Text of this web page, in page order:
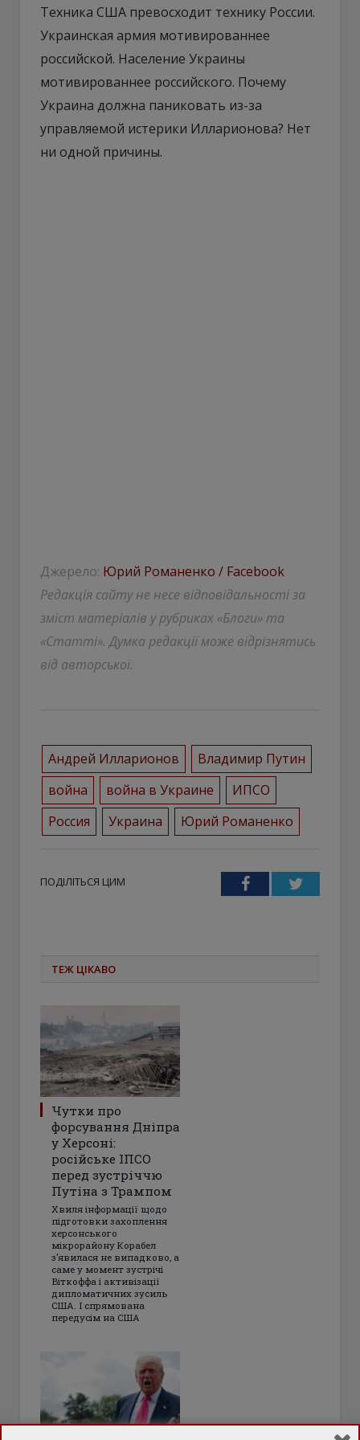
Техника США превосходит технику России.
Украинская армия мотивированнее
российской. Население Украины
мотивированнее российского. Почему
Украина должна паниковать из-за
управляемой истерики Илларионова? Нет
ни одной причины.
Джерело: Юрий Романенко / Facebook
Редакція сайту не несе відповідальності за
зміст матеріалів у рубриках «Блоги» та
«Статті». Думка редакції може відрізнятись
від авторської.
Андрей Илларионов
Владимир Путин
война
война в Украине
ИПСО
Россия
Украина Юрий Романенко
ПОДІЛІТЬСЯ ЦИМ FacebookTwitter
ТЕЖ ЦІКАВО
Чутки про
форсування Дніпра
у Херсоні:
російське ІПСО
перед зустріччю
Путіна з Трампом
Хвиля інформації щодо
підготовки захоплення
херсонського
мікрорайону Корабел
з’явилася не випадково, а
саме у момент зустрічі
Віткоффа і активізації
дипломатичних зусиль
США. І спрямована
передусім на США